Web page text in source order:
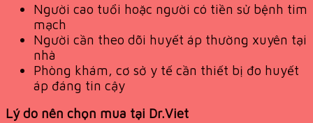
Người cao tuổi hoặc người có tiền sử bệnh tim
mạch
Người cần theo dõi huyết áp thường xuyên tại
nhà
Phòng khám, cơ sở y tế cần thiết bị đo huyết
áp đáng tin cậy
Lý do nên chọn mua tại Dr.Viet